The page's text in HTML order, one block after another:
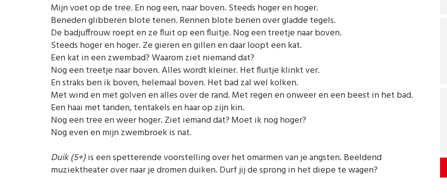
Mijn voet op de tree. En nog een, naar boven. Steeds hoger en hoger.
Beneden glibberen blote tenen. Rennen blote benen over gladde tegels.
De badjuffrouw roept en ze fluit op een fluitje. Nog een treetje naar boven.
Steeds hoger en hoger. Ze gieren en gillen en daar loopt een kat.
Een kat in een zwembad? Waarom ziet niemand dat?
Nog een treetje naar boven. Alles wordt kleiner. Het fluitje klinkt ver.
En straks ben ik boven, helemaal boven. Het bad zal wel kolken.
Met wind en met golven en alles over de rand. Met regen en onweer en een beest in het bad.
Een haai met tanden, tentakels en haar op zijn kin.
Nog een tree en weer hoger. Ziet iemand dat? Moet ik nog hoger?
Nog even en mijn zwembroek is nat.
Duik (5+)is een spetterende voorstelling over het omarmen van je angsten. Beeldend
muziektheater over naar je dromen duiken. Durf jij de sprong in het diepe te wagen?